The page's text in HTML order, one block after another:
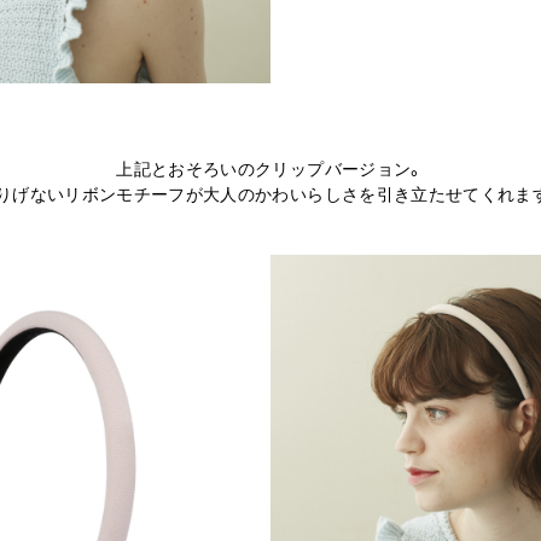
上記とおそろいのクリップバージョン。
げないリボンモチーフが大人のかわいらしさを引き立たせてくれま